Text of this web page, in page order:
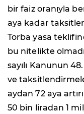
bir faiz oranıyla
aya kadar
Torba yasa
bu nitelikte
sayılı Kanunun
ve
aydan 72 aya
50 bin liradan 1